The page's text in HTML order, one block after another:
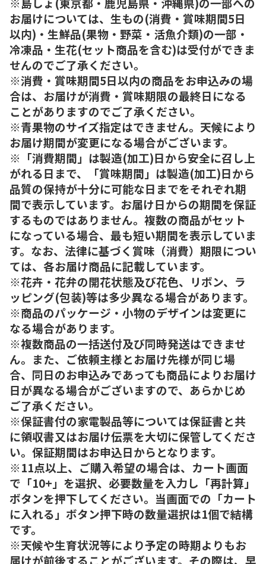
お届けについては、生もの(消費・賞味期間5日
以内)・生鮮品(果物・野菜・活魚介類)の一部・
冷凍品・生花(セット商品を含む)は受付ができま
せんのでご了承ください。
※消費・賞味期間5日以内の商品をお申込みの場
合は、お届けが消費・賞味期限の最終日になる
ことがありますのでご了承ください。
※青果物のサイズ指定はできません。天候により
お届け期間が変更になる場合がございます。
※「消費期間」は製造(加工)日から安全に召し上
がれる日まで、「賞味期間」は製造(加工)日から
品質の保持が十分に可能な日までをそれぞれ期
間で表示しています。お届け日からの期間を保証
するものではありません。複数の商品がセット
になっている場合、最も短い期間を表示していま
す。なお、法律に基づく賞味（消費）期限につい
ては、各お届け商品に記載しています。
※花卉・花弁の開花状態及び花色、リボン、ラ
ッピング(包装)等は多少異なる場合があります。
※商品のパッケージ・小物のデザインは変更に
なる場合があります。
※複数商品の一括送付及び同時発送はできませ
ん。また、ご依頼主様とお届け先様が同じ場
合、同日のお申込みであっても商品によりお届け
日が異なる場合がございますので、あらかじめ
ご了承ください。
※保証書付の家電製品等については保証書と共
に領収書又はお届け伝票を大切に保管してくださ
い。保証期間はお申込日からとなります。
※11点以上、ご購入希望の場合は、カート画面
で「10+」を選択、必要数量を入力し「再計算」
ボタンを押下してください。当画面での「カート
に入れる」ボタン押下時の数量選択は1個で結構
です。
※天候や生育状況等により予定の時期よりもお
届けが前後することがございます。その際は、早